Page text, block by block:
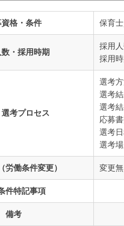
資格・条件 保育
・採用時期
採用
採用
考プロセス
選考
選考
選考
応募
選考
選考
労働条件変更） 変更
件特記事項
備考